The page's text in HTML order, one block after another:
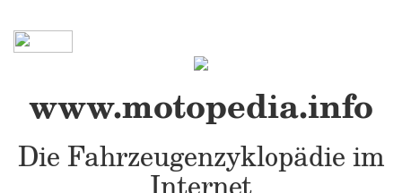
www.motopedia.info
Die Fahrzeugenzyklopädie im